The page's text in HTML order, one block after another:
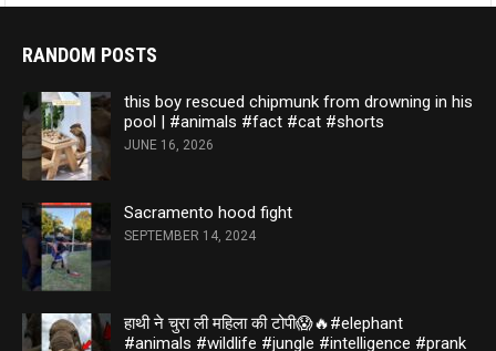
RANDOM POSTS
this boy rescued chipmunk from drowning in his
pool | #animals #fact #cat #shorts
JUNE 16, 2026
Sacramento hood fight
SEPTEMBER 14, 2024
हाथी ने चुरा ली महिला की टोपी😱🔥#elephant
#animals #wildlife #jungle #intelligence #prank